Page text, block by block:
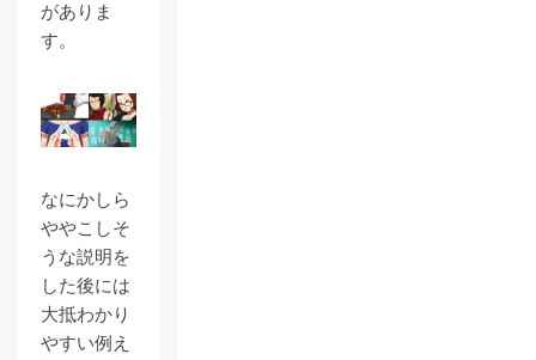
がありま
す。
なにかしら
ややこしそ
うな説明を
した後には
大抵わかり
やすい例え